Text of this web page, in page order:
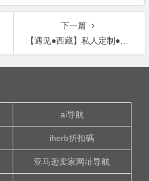
下一篇
【遇见●西藏】私人定制●稻城亚丁●布达拉宫●朝圣之旅●川进青出●18天大环线—6月16号首发！
ai导航
iherb折扣碼
亚马逊卖家网址导航